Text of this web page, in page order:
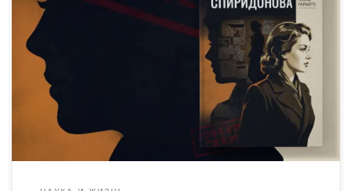
В издательстве European Academy of Sciences of Ukraine
вышла книга Рауля Гальего «Лена Спиридонова» —
произведение, которое можно читать как исторический
роман, психологическое исследование и научно-
популярное размышление о механизмах мышления и
принятия решений. На первый взгляд перед читателем
— история молодой женщины, вовлечённой в работу
закрытых структур конца 1920-х годов. […]